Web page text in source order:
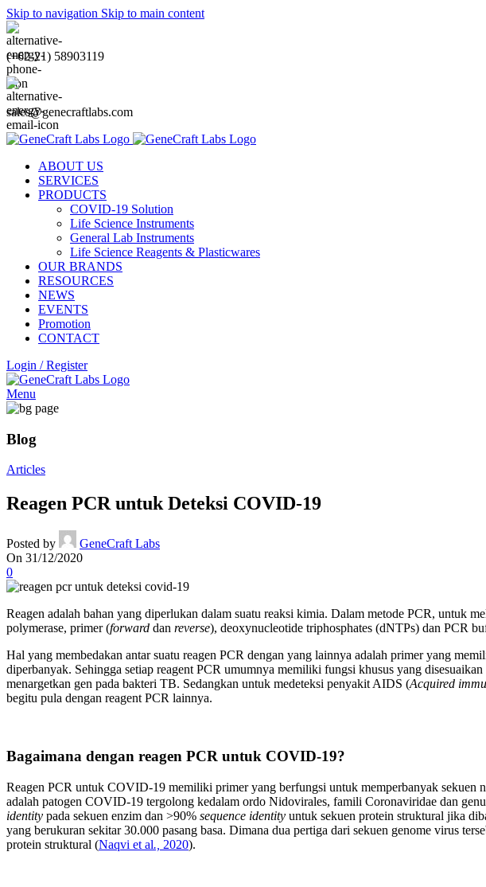
Skip to navigation Skip to main content
(+62-21) 58903119
sales@genecraftlabs.com
ABOUT US
SERVICES
PRODUCTS
COVID-19 Solution
Life Science Instruments
General Lab Instruments
Life Science Reagents & Plasticwares
OUR BRANDS
RESOURCES
NEWS
EVENTS
Promotion
CONTACT
Login / Register
Menu
Blog
Articles
Reagen PCR untuk Deteksi COVID-19
Posted by
GeneCraft Labs
On 31/12/2020
0
Reagen adalah bahan yang diperlukan dalam suatu reaksi kimia. Dalam metode PCR, untuk
polymerase, primer (forward dan reverse), deoxynucleotide triphosphates (dNTPs) dan PCR
Hal yang membedakan antar suatu reagen PCR dengan yang lainnya adalah primer yang
diperbanyak. Sehingga setiap reagent PCR umumnya memiliki fungsi khusus yang
menargetkan gen pada bakteri TB. Sedangkan untuk medeteksi penyakit AIDS (Acquired
begitu pula dengan reagent PCR lainnya.
Bagaimana dengan reagen PCR untuk COVID-19?
Reagen PCR untuk COVID-19 memiliki primer yang berfungsi untuk memperbanyak
adalah patogen COVID-19 tergolong kedalam ordo Nidovirales, famili Coronaviridae dan
identity pada sekuen enzim dan >90% sequence identity untuk sekuen protein struktural jika
yang berukuran sekitar 30.000 pasang basa. Dimana dua pertiga dari sekuen genome virus
protein struktural (Naqvi et al., 2020).